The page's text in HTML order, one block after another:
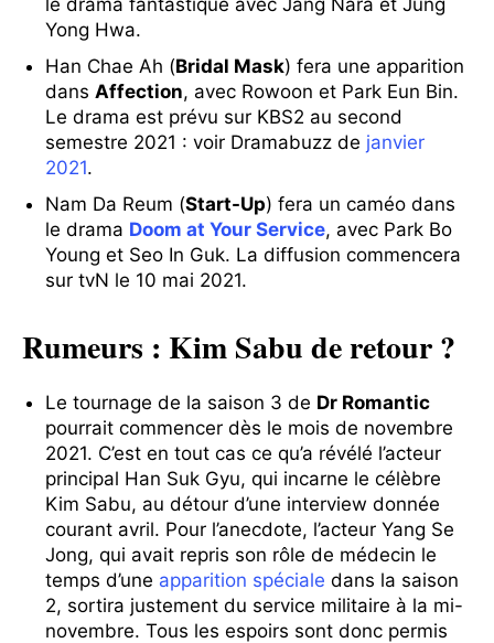
Yong Hwa.
Han Chae Ah (Bridal Mask) fera une apparition
dans Affection, avec Rowoon et Park Eun Bin.
Le drama est prévu sur KBS2 au second
semestre 2021 : voir Dramabuzz de janvier
2021.
Nam Da Reum (Start-Up) fera un caméo dans
le drama Doom at Your Service, avec Park Bo
Young et Seo In Guk. La diffusion commencera
sur tvN le 10 mai 2021.
Rumeurs : Kim Sabu de retour ?
Le tournage de la saison 3 de Dr Romantic
pourrait commencer dès le mois de novembre
2021. C’est en tout cas ce qu’a révélé l’acteur
principal Han Suk Gyu, qui incarne le célèbre
Kim Sabu, au détour d’une interview donnée
courant avril. Pour l’anecdote, l’acteur Yang Se
Jong, qui avait repris son rôle de médecin le
temps d’une apparition spéciale dans la saison
2, sortira justement du service militaire à la mi-
novembre. Tous les espoirs sont donc permis